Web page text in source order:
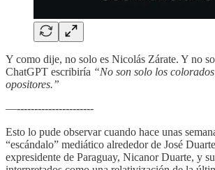
Y como dije, no solo es Nicolás Zárate. Y no
ChatGPT escribiría “No son solo los
opositores.”
—----------------------
Esto lo pude observar cuando hace unas
“escándalo” mediático alrededor de José
expresidente de Paraguay, Nicanor Duarte, y